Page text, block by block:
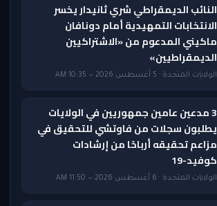
النائب الديمقراطي شري ثانيدار يخسر
الانتخابات التمهيدية أمام دونافان
ماكيني المدعوم من «الاشتراكيين
الديمقراطيين»
الولايات المتحدة · 5 أغسطس 2026 — 10:35 AM
3 مدعين عامين جمهوريين في الولايات
يطلبون سجلات من فاوتشي للتحقيق في
مزاعم تحقيقه أرباحًا من إرشادات
كوفيد-19
الولايات المتحدة · 6 أغسطس 2026 — 11:50 AM